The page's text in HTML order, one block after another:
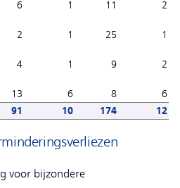
6 1 11
2
2 1 25
1
4 1 9
2
13 6 8
6
91 10 174 12
voor bijzondere